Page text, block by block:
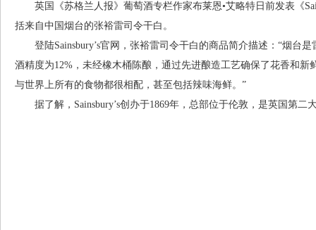
英国《苏格兰人报》葡萄酒专栏作家布莱恩•艾略特日前发表《
括来自中国烟台的张裕雷司令干白。
登陆Sainsbury’s官网，张裕雷司令干白的商品简介描述：“烟台
酒精度为12%，未经橡木桶陈酿，通过先进酿造工艺确保了花香和
与世界上所有的食物都很相配，甚至包括辣味海鲜。”
据了解，Sainsbury’s创办于1869年，总部位于伦敦，是英国第二